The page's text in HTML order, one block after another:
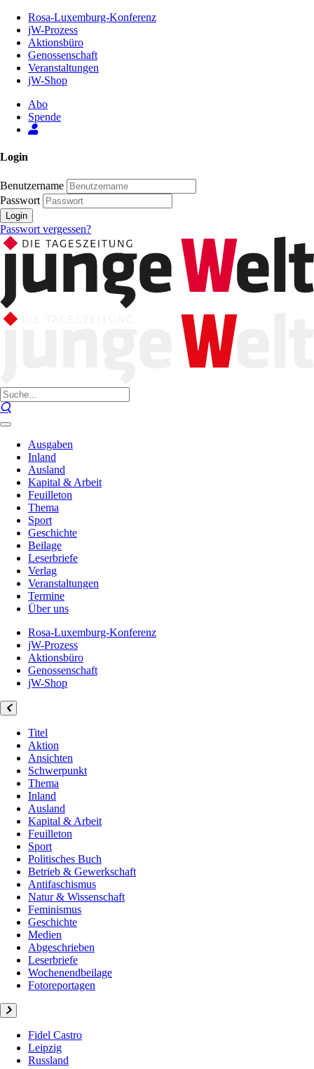
Inhalt
Seite
Rosa-Luxemburg-Konferenz
jW-Prozess
Aktionsbüro
Genossenschaft
Veranstaltungen
jW-Shop
Abo
Spende
Login
Benutzername
Passwort
Login
Passwort vergessen?
Ausgaben
Inland
Ausland
Kapital & Arbeit
Feuilleton
Thema
Sport
Geschichte
Beilage
Leserbriefe
Verlag
Veranstaltungen
Termine
Über uns
Rosa-Luxemburg-Konferenz
jW-Prozess
Aktionsbüro
Genossenschaft
jW-Shop
Titel
Aktion
Ansichten
Schwerpunkt
Thema
Inland
Ausland
Kapital & Arbeit
Feuilleton
Sport
Politisches Buch
Betrieb & Gewerkschaft
Antifaschismus
Natur & Wissenschaft
Feminismus
Geschichte
Medien
Abgeschrieben
Leserbriefe
Wochenendbeilage
Fotoreportagen
Fidel Castro
Leipzig
Russland